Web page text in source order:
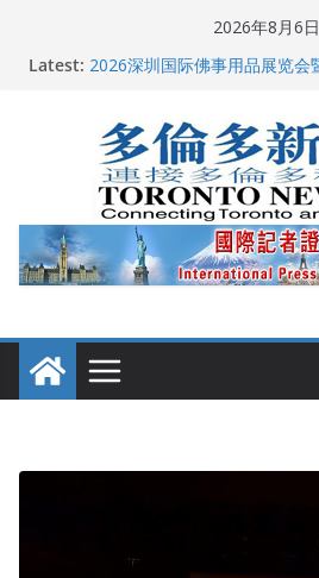
2026年8月6日
Latest: 多伦多市长选举拉开帷幕 多名
特朗普称加拿大“不友善”并批
关加拿大就业
2026加拿大青少年儿童绘画比
龚晓华参加多伦多骄傲大游行